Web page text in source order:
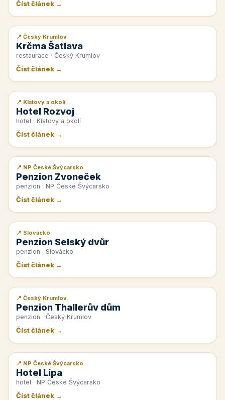
Číst článek →
📰 PR článek
📍 Český Krumlov
Krčma Šatlava
restaurace · Český Krumlov
Číst článek →
📰 PR článek
📍 Klatovy a okolí
Hotel Rozvoj
hotel · Klatovy a okolí
Číst článek →
📰 PR článek
📍 NP České Švýcarsko
Penzion Zvoneček
penzion · NP České Švýcarsko
Číst článek →
📰 PR článek
📍 Slovácko
Penzion Selský dvůr
penzion · Slovácko
Číst článek →
📰 PR článek
📍 Český Krumlov
Penzion Thallerův dům
penzion · Český Krumlov
Číst článek →
📰 PR článek
📍 NP České Švýcarsko
Hotel Lípa
hotel · NP České Švýcarsko
Číst článek →